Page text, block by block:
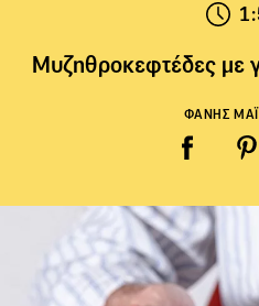
Μυζηθροκεφτέδες με
ΦΑΝΗΣ